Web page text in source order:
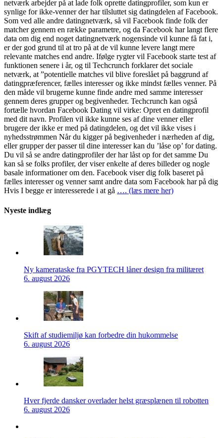
netværk arbejder på at lade folk oprette datingprofiler, som kun er
synlige for ikke-venner der har tilsluttet sig datingdelen af Facebook.
Som ved alle andre datingnetværk, så vil Facebook finde folk der
matcher gennem en række parametre, og da Facebook har langt flere
data om dig end noget datingnetværk nogensinde vil kunne få fat i,
er der god grund til at tro på at de vil kunne levere langt mere
relevante matches end andre. Ifølge rygter vil Facebook starte test af
funktionen senere i år, og til Techcrunch forklarer det sociale
netværk, at ”potentielle matches vil blive foreslået på baggrund af
datingpræferencer, fælles interesser og ikke mindst fælles venner. På
den måde vil brugerne kunne finde andre med samme interesser
gennem deres grupper og begivenheder. Techcrunch kan også
fortælle hvordan Facebook Dating vil virke: Opret en datingprofil
med dit navn. Profilen vil ikke kunne ses af dine venner eller
brugere der ikke er med på datingdelen, og det vil ikke vises i
nyhedsstrømmen Når du kigger på begivenheder i nærheden af dig,
eller grupper der passer til dine interesser kan du ’låse op’ for dating.
Du vil så se andre datingprofiler der har låst op for det samme Du
kan så se folks profiler, der viser enkelte af deres billeder og nogle
basale informationer om den. Facebook viser dig folk baseret på
fælles interesser og venner samt andre data som Facebook har på dig
Hvis I begge er interesserede i at gå …. (læs mere her)
Nyeste indlæg
Ny kamerataske fra PGYTECH låner design fra militæret
6. august 2026
Skift af studiemiljø kan forbedre din hukommelse
6. august 2026
Hver fjerde dansker overlader helst græsplænen til robotten
6. august 2026